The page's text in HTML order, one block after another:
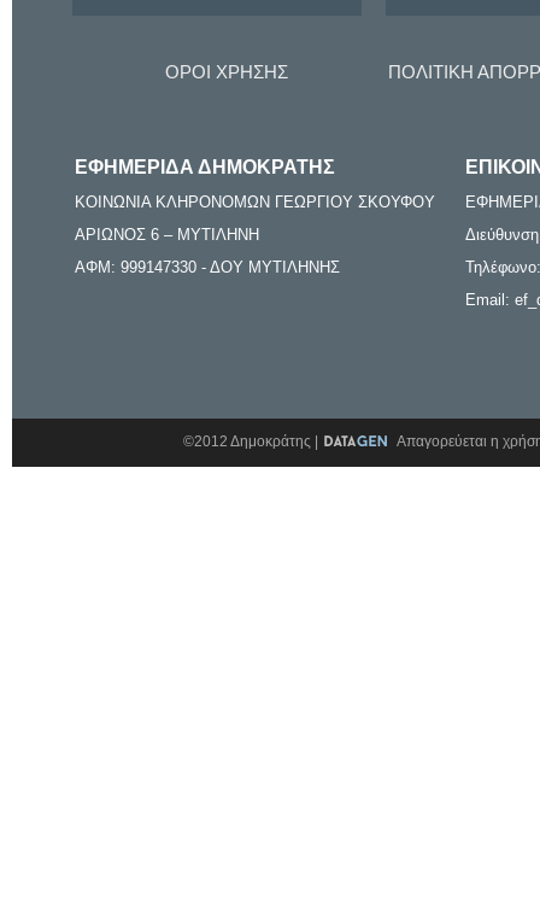
ΟΡΟΙ ΧΡΗΣΗΣ ΠΟΛΙΤΙΚΗ
ΕΦΗΜΕΡΙΔΑ ΔΗΜΟΚΡΑΤΗΣ
ΚΟΙΝΩΝΙΑ ΚΛΗΡΟΝΟΜΩΝ ΓΕΩΡΓΙΟΥ ΣΚΟΥΦΟΥ
ΑΡΙΩΝΟΣ 6 – ΜΥΤΙΛΗΝΗ
ΑΦΜ: 999147330 - ΔΟΥ ΜΥΤΙΛΗΝΗΣ
Email:
©2012 Δημοκράτης | Απαγορεύεται η